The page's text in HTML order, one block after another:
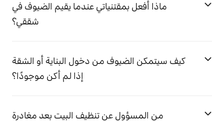
ماذا أفعل بمقتنياتي عندما يقيم الضيوف في
شققي؟
كيف سيتمكن الضيوف من دخول البناية أو الشقة
إذا لم أكن موجودًا؟
من المسؤول عن تنظيف البيت بعد مغادرة